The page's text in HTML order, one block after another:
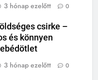
3 hónap ezelőtt 0
csirke –
és könnyen
3 hónap ezelőtt 0